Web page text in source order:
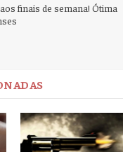
finais de semana! Ótima